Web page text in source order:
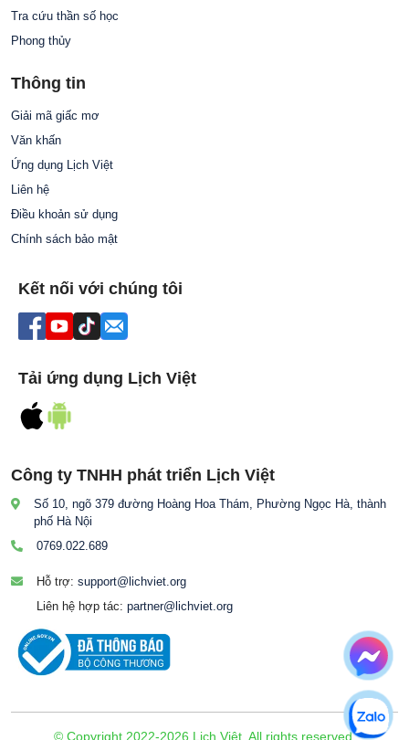
Công ty TNHH phát triển Lịch Việt
Số 10, ngõ 379 đường Hoàng Hoa Thám, Phường Ngọc Hà, thành
phố Hà Nội
0769.022.689
Hỗ trợ: support@lichviet.org
Liên hệ hợp tác: partner@lichviet.org
Tra cứu thần số học
Phong thủy
Thông tin
Giải mã giấc mơ
Văn khấn
Ứng dụng Lịch Việt
Liên hệ
Điều khoản sử dụng
Chính sách bảo mật
Kết nối với chúng tôi
Tải ứng dụng Lịch Việt
© Copyright 2022-2026 Lịch Việt. All rights reserved.